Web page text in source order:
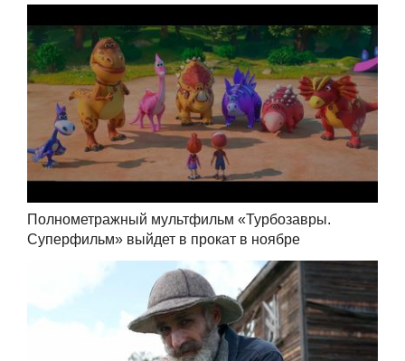
Полнометражный мультфильм «Турбозавры.
Суперфильм» выйдет в прокат в ноябре